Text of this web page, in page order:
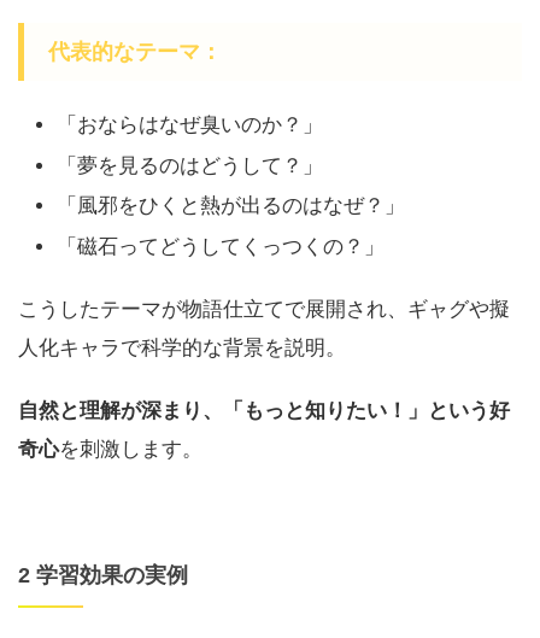
代表的なテーマ：
「おならはなぜ臭いのか？」
「夢を見るのはどうして？」
「風邪をひくと熱が出るのはなぜ？」
「磁石ってどうしてくっつくの？」
こうしたテーマが物語仕立てで展開され、ギャグや擬
人化キャラで科学的な背景を説明。
自然と理解が深まり、「もっと知りたい！」という好
奇心を刺激します。
2 学習効果の実例